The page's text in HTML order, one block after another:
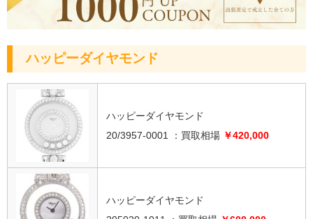
ハッピーダイヤモンド
ハッピーダイヤモンド
20/3957-0001 ：買取相場 ￥420,000
ハッピーダイヤモンド